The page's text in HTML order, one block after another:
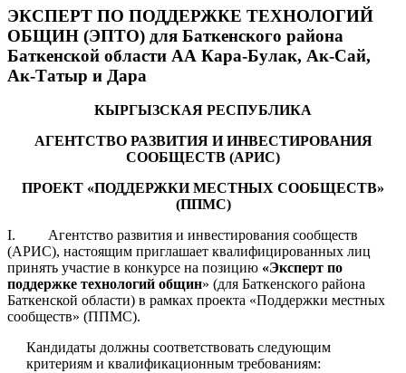
ЭКСПЕРТ ПО ПОДДЕРЖКЕ ТЕХНОЛОГИЙ
ОБЩИН (ЭПТО) для Баткенского района
Баткенской области АА Кара-Булак, Ак-Сай,
Ак-Татыр и Дара
КЫРГЫЗСКАЯ РЕСПУБЛИКА
АГЕНТСТВО РАЗВИТИЯ И ИНВЕСТИРОВАНИЯ
СООБЩЕСТВ (АРИС)
ПРОЕКТ «ПОДДЕРЖКИ МЕСТНЫХ СООБЩЕСТВ»
(ППМС)
I. Агентство развития и инвестирования сообществ
(АРИС), настоящим приглашает квалифицированных лиц
принять участие в конкурсе на позицию «Эксперт по
поддержке технологий общин» (для Баткенского района
Баткенской области) в рамках проекта «Поддержки местных
сообществ» (ППМС).
Кандидаты должны соответствовать следующим
критериям и квалификационным требованиям: